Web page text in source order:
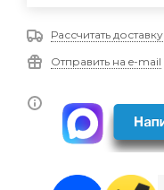
Рассчитать доставку
Отправить на e-mail